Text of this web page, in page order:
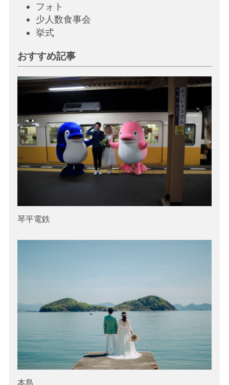
フォト
少人数食事会
挙式
おすすめ記事
琴平電鉄
本島